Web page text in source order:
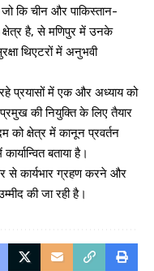
कि चीन और पाकिस्तान-
है, से मणिपुर में उनके
थिएटरों में अनुभवी
प्रयासों में एक और अध्याय को
की नियुक्ति के लिए तैयार
को क्षेत्र में कानून प्रवर्तन
बताया है।
से कार्यभार ग्रहण करने और
की जा रही है।